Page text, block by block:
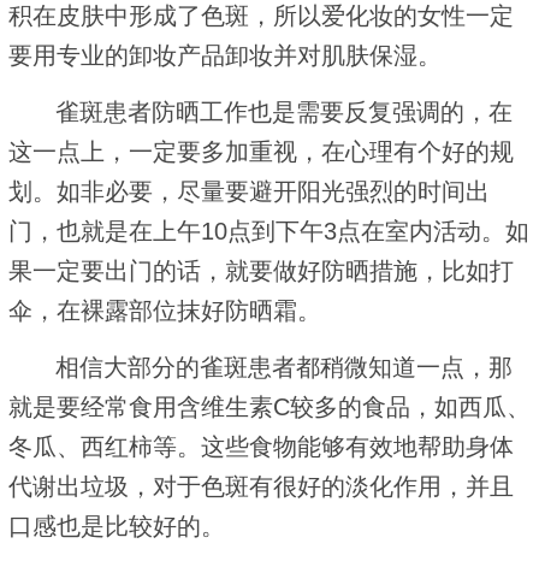
积在皮肤中形成了色斑，所以爱化妆的女性一定
要用专业的卸妆产品卸妆并对肌肤保湿。
雀斑患者防晒工作也是需要反复强调的，在
这一点上，一定要多加重视，在心理有个好的规
划。如非必要，尽量要避开阳光强烈的时间出
门，也就是在上午10点到下午3点在室内活动。如
果一定要出门的话，就要做好防晒措施，比如打
伞，在裸露部位抹好防晒霜。
相信大部分的雀斑患者都稍微知道一点，那
就是要经常食用含维生素C较多的食品，如西瓜、
冬瓜、西红柿等。这些食物能够有效地帮助身体
代谢出垃圾，对于色斑有很好的淡化作用，并且
口感也是比较好的。